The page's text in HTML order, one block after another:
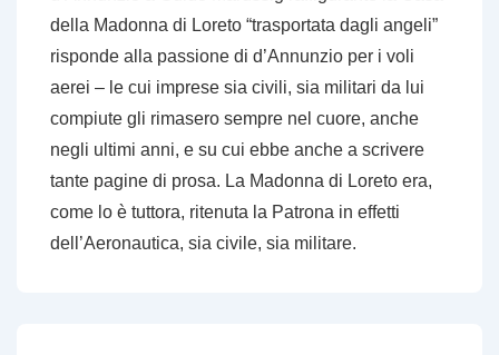
della Madonna di Loreto “trasportata dagli angeli”
risponde alla passione di d’Annunzio per i voli
aerei – le cui imprese sia civili, sia militari da lui
compiute gli rimasero sempre nel cuore, anche
negli ultimi anni, e su cui ebbe anche a scrivere
tante pagine di prosa. La Madonna di Loreto era,
come lo è tuttora, ritenuta la Patrona in effetti
dell’Aeronautica, sia civile, sia militare.